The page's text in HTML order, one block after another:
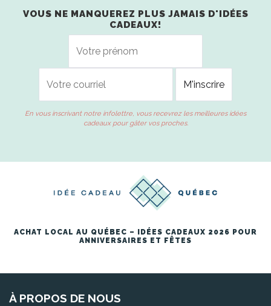
VOUS NE MANQUEREZ PLUS JAMAIS D'IDÉES
CADEAUX!
En vous inscrivant notre infolettre, vous recevrez les meilleures idées
cadeaux pour gâter vos proches.
ACHAT LOCAL AU QUÉBEC – IDÉES CADEAUX 2026 POUR
ANNIVERSAIRES ET FÊTES
À PROPOS DE NOUS